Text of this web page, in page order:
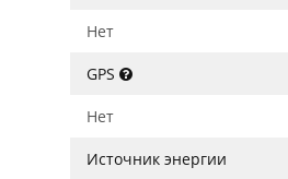
Нет
GPS
Нет
Источник энергии